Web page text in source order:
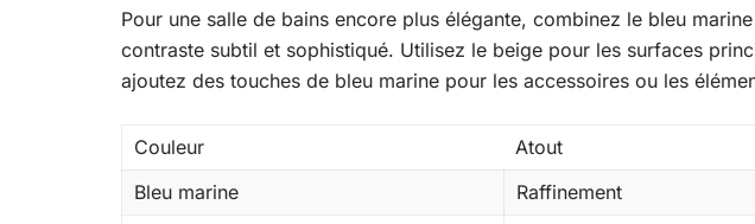
Pour une salle de bains encore plus élégante, combinez le bleu
contraste subtil et sophistiqué. Utilisez le beige pour les surfaces
ajoutez des touches de bleu marine pour les accessoires ou les
Couleur
Atout
Bleu marine
Raffinement